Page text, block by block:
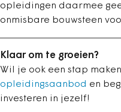
opleidingen daarmee
onmisbare bouwsteen
Klaar om te groeien?
Wil je ook een stap
opleidingsaanbod en
investeren in jezelf!